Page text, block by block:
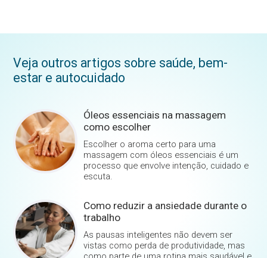
Veja outros artigos sobre saúde, bem-
estar e autocuidado
Óleos essenciais na massagem
como escolher
Escolher o aroma certo para uma
massagem com óleos essenciais é um
processo que envolve intenção, cuidado e
escuta.
Como reduzir a ansiedade durante o
trabalho
As pausas inteligentes não devem ser
vistas como perda de produtividade, mas